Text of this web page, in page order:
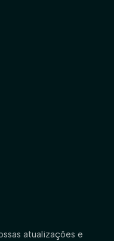
atualizações e